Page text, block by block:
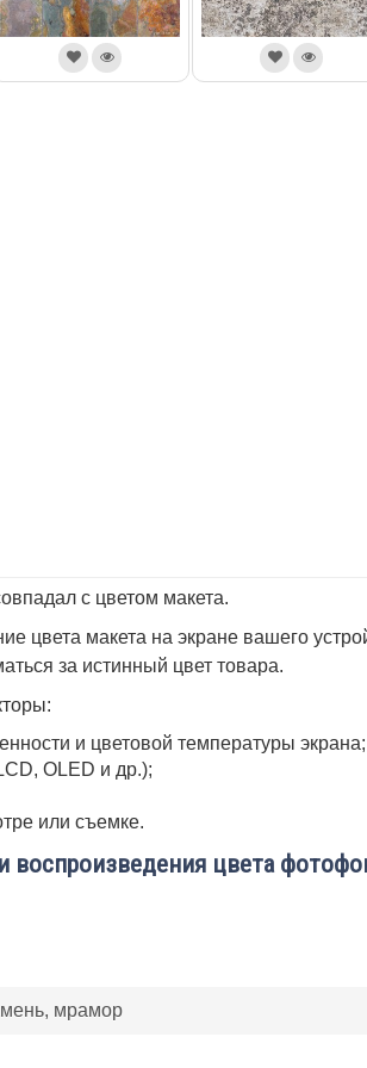
с цветом макета.
цвета макета на экране вашего
за истинный цвет товара.
и цветовой температуры экрана;
OLED и др.);
или съемке.
воспроизведения цвета
мрамор